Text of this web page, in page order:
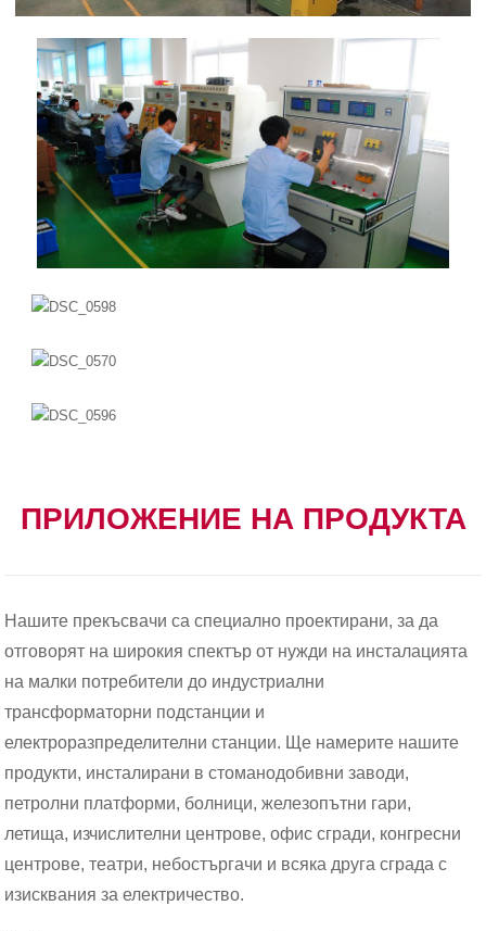
ПРИЛОЖЕНИЕ НА ПРОДУКТА
Нашите прекъсвачи са специално проектирани, за да
отговорят на широкия спектър от нужди на инсталацията
на малки потребители до индустриални
трансформаторни подстанции и
електроразпределителни станции. Ще намерите нашите
продукти, инсталирани в стоманодобивни заводи,
петролни платформи, болници, железопътни гари,
летища, изчислителни центрове, офис сгради, конгресни
центрове, театри, небостъргачи и всяка друга сграда с
изисквания за електричество.